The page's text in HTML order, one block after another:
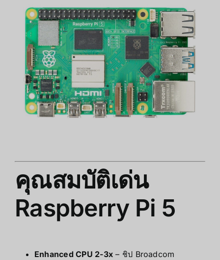
คุณสมบัติเด่น
Raspberry Pi 5
Enhanced CPU 2-3x – ชิป Broadcom